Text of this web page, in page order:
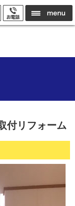
付リフォーム